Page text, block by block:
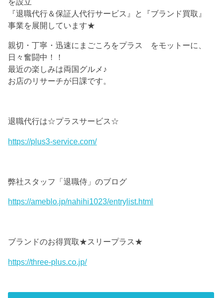
『退職代行＆保証人代行サービス』と『ブランド買取』
事業を展開しています★
親切・丁寧・迅速にまごころをプラス をモットーに、
日々奮闘中！！
最近の楽しみは両国グルメ♪
お店のリサーチが日課です。
退職代行は☆プラスサービス☆
https://plus3-service.com/
弊社スタッフ「退職侍」のブログ
https://ameblo.jp/nahihi1023/entrylist.html
ブランドのお得買取★スリープラス★
https://three-plus.co.jp/